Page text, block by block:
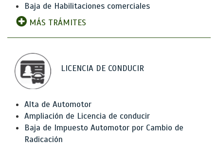
Baja de Habilitaciones comerciales
MÁS TRÁMITES
LICENCIA DE CONDUCIR
Alta de Automotor
Ampliación de Licencia de conducir
Baja de Impuesto Automotor por Cambio de
Radicación